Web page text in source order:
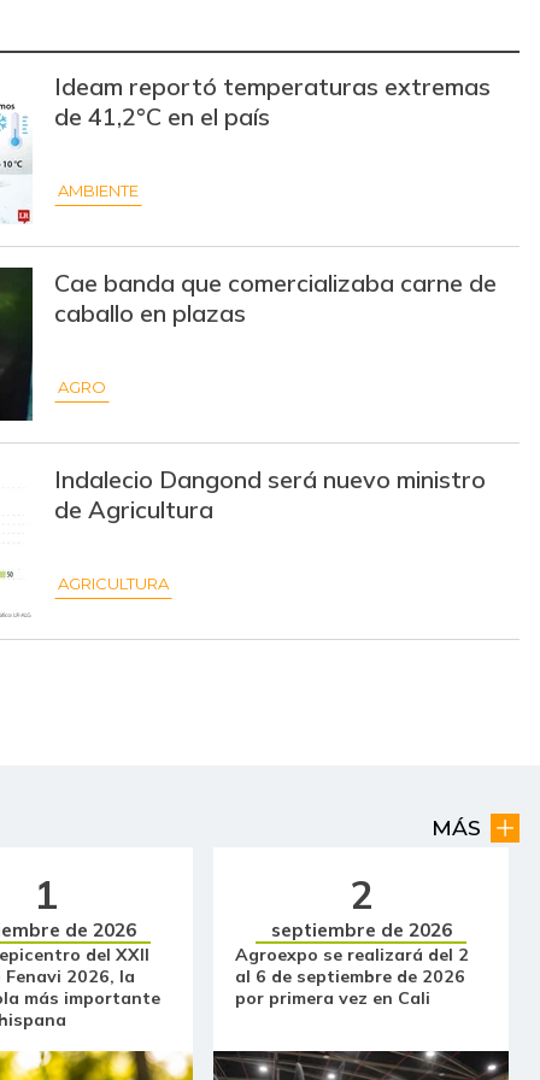
$ 9.472,00 -$ 414,50 -4,19%
$ 4.451,00
$ 37.130,00
$ 12.381,20 +$ 6,20 +0,05%
$ 3.548,50
$ 1.500,00 +$ 33,00 +2,25%
$ 32.000,00
+1,13%
$ 16.062,50
$ 33.347,14 +$ 33,29 +0,10%
$ 33.852,00 +$ 52,43 +0,16%
Ideam reportó temperaturas extremas
de 41,2°C en el país
AMBIENTE
Cae banda que comercializaba carne de
caballo en plazas
AGRO
Indalecio Dangond será nuevo ministro
de Agricultura
AGRICULTURA
MÁS
1
de 2026
del XXII
Fenavi 2026, la
más importante
2
septiembre de 2026
Agroexpo se realizará del 2
al 6 de septiembre de 2026
por primera vez en Cali